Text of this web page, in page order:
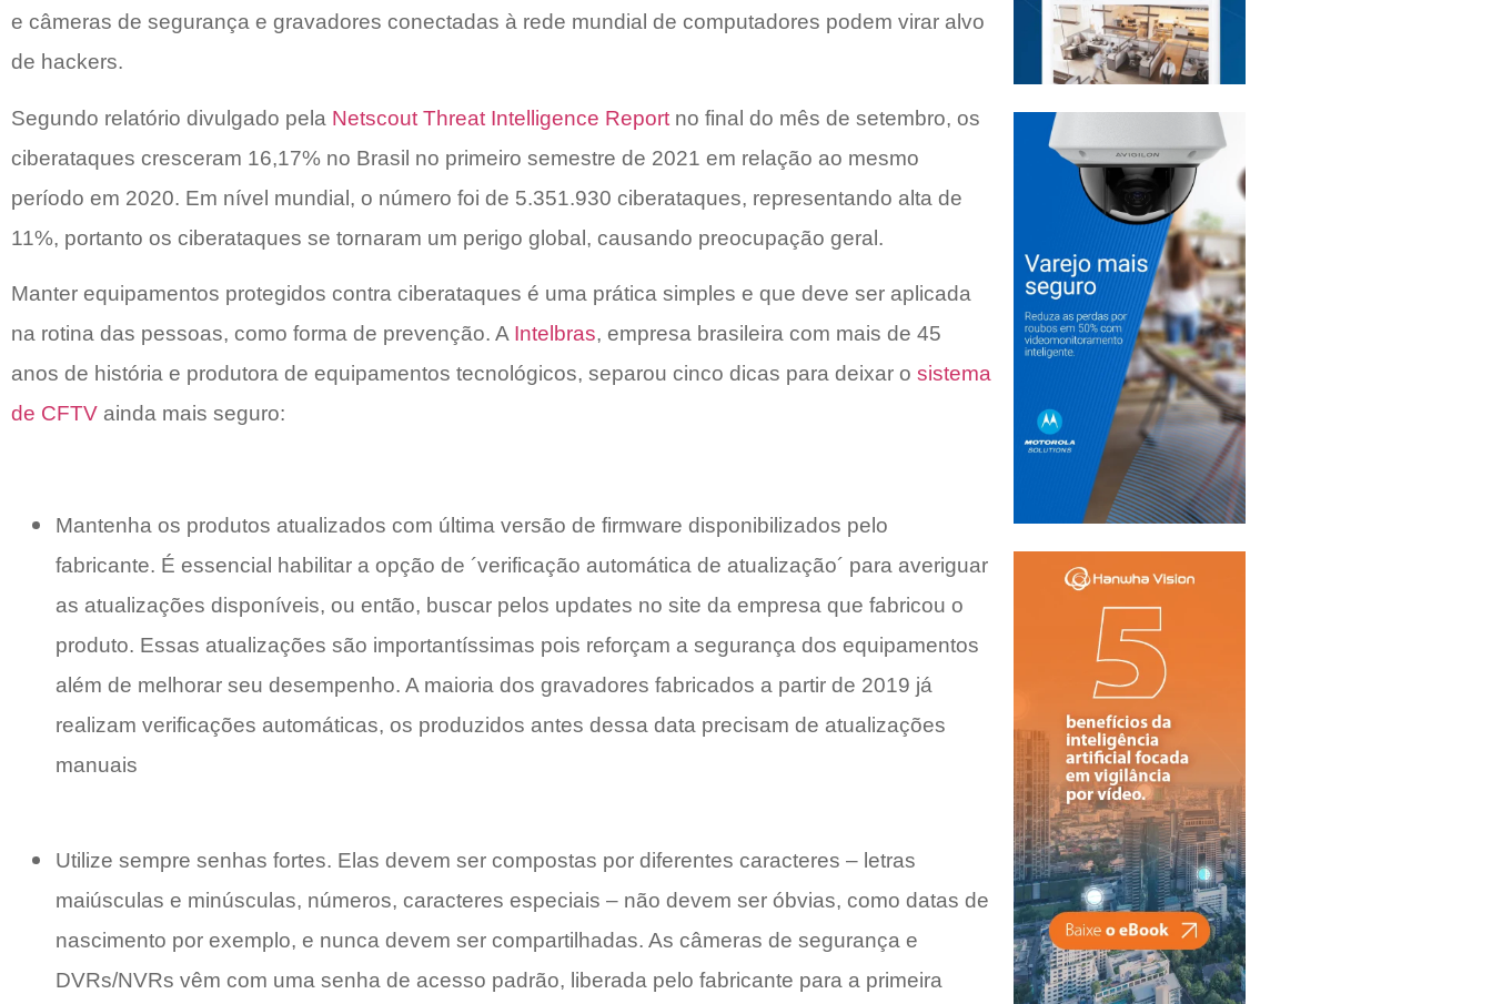
e câmeras de segurança e gravadores conectadas à rede mundial de computadores podem virar alvo
de hackers.
Segundo relatório divulgado pela Netscout Threat Intelligence Report no final do mês de setembro, os
ciberataques cresceram 16,17% no Brasil no primeiro semestre de 2021 em relação ao mesmo
período em 2020. Em nível mundial, o número foi de 5.351.930 ciberataques, representando alta de
11%, portanto os ciberataques se tornaram um perigo global, causando preocupação geral.
Manter equipamentos protegidos contra ciberataques é uma prática simples e que deve ser aplicada
na rotina das pessoas, como forma de prevenção. A Intelbras, empresa brasileira com mais de 45
anos de história e produtora de equipamentos tecnológicos, separou cinco dicas para deixar o sistema
de CFTV ainda mais seguro:
Mantenha os produtos atualizados com última versão de firmware disponibilizados pelo
fabricante. É essencial habilitar a opção de ´verificação automática de atualização´ para averiguar
as atualizações disponíveis, ou então, buscar pelos updates no site da empresa que fabricou o
produto. Essas atualizações são importantíssimas pois reforçam a segurança dos equipamentos
além de melhorar seu desempenho. A maioria dos gravadores fabricados a partir de 2019 já
realizam verificações automáticas, os produzidos antes dessa data precisam de atualizações
manuais
Utilize sempre senhas fortes. Elas devem ser compostas por diferentes caracteres – letras
maiúsculas e minúsculas, números, caracteres especiais – não devem ser óbvias, como datas de
nascimento por exemplo, e nunca devem ser compartilhadas. As câmeras de segurança e
DVRs/NVRs vêm com uma senha de acesso padrão, liberada pelo fabricante para a primeira